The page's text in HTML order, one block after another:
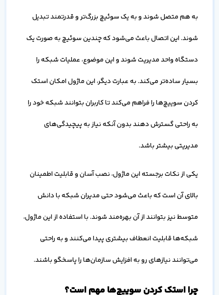
به هم متصل شوند و به یک سوئیچ بزرگ‌تر و قدرتمند تبدیل
شوند. این اتصال باعث می‌شود که چندین سوئیچ به صورت یک
دستگاه واحد مدیریت شوند و این موضوع، عملیات شبکه را
بسیار ساده‌تر می‌کند. به عبارت دیگر، این ماژول امکان استک
کردن سوییچ‌ها را فراهم می‌کند تا کاربران بتوانند شبکه خود را
به راحتی گسترش دهند بدون آنکه نیاز به پیچیدگی‌های
مدیریتی بیشتر باشد.
یکی از نکات برجسته این ماژول، نصب آسان و قابلیت اطمینان
بالای آن است که باعث می‌شود حتی مدیران شبکه با دانش
متوسط نیز بتوانند از آن بهره‌مند شوند. با استفاده از این ماژول،
شبکه‌ها قابلیت انعطاف بیشتری پیدا می‌کنند و به راحتی
می‌توانند نیازهای رو به افزایش سازمان‌ها را پاسخگو باشند.
چرا استک کردن سوییچ‌ها مهم است؟